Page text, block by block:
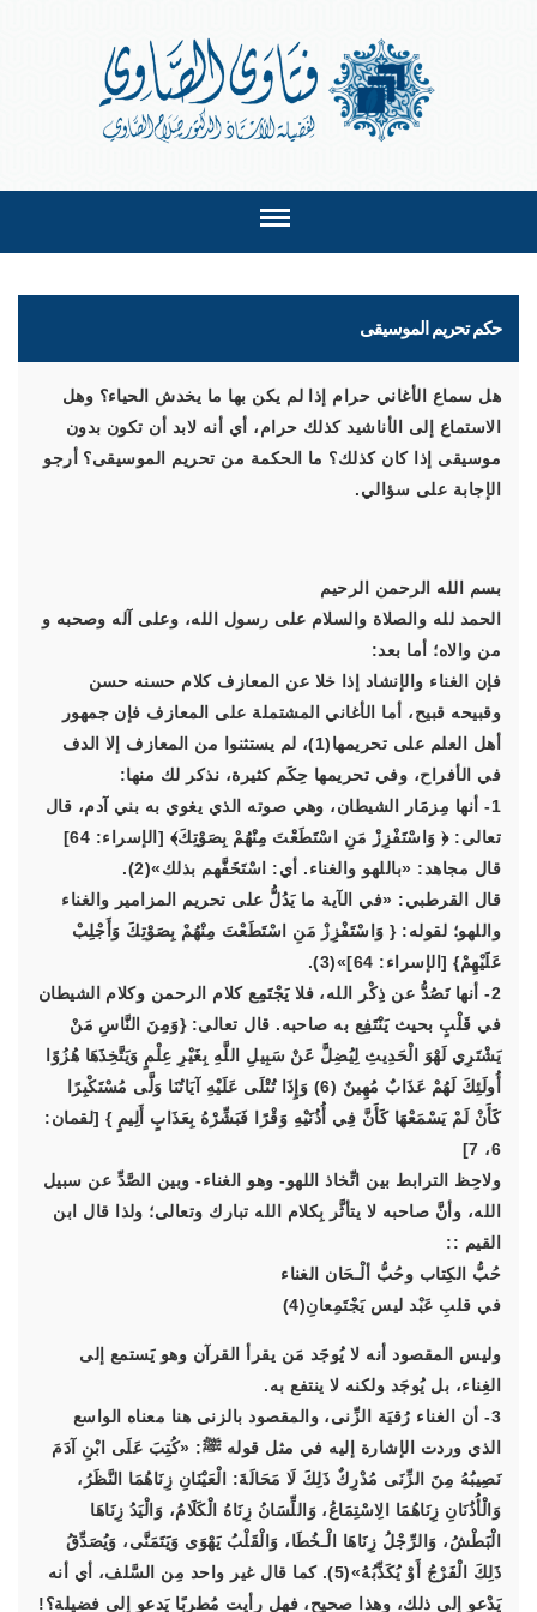
حكم تحريم الموسيقى
هل سماع الأغاني حرام إذا لم يكن بها ما يخدش الحياء؟ وهل
الاستماع إلى الأناشيد كذلك حرام، أي أنه لابد أن تكون بدون
موسيقى إذا كان كذلك؟ ما الحكمة من تحريم الموسيقى؟ أرجو
الإجابة على سؤالي.
بسم الله الرحمن الرحيم
الحمد لله والصلاة والسلام على رسول الله، وعلى آله وصحبه و
من والاه؛ أما بعد:
فإن الغناء والإنشاد إذا خلا عن المعازف كلام حسنه حسن
وقبيحه قبيح، أما الأغاني المشتملة على المعازف فإن جمهور
أهل العلم على تحريمها(1)، لم يستثنوا من المعازف إلا الدف
في الأفراح، وفي تحريمها حِكَم كثيرة، نذكر لك منها:
1- أنها مِزمَار الشيطان، وهي صوته الذي يغوي به بني آدم، قال
تعالى:﴿ وَاسْتَفْزِزْ مَنِ اسْتَطَعْتَ مِنْهُمْ بِصَوْتِكَ﴾ [الإسراء: 64]
قال مجاهد: «باللهو والغناء. أي: اسْتَخَفَّهم بذلك»(2).
قال القرطبي: «في الآية ما يَدُلُّ على تحريم المزامير والغناء
واللهو؛ لقوله: { وَاسْتَفْزِزْ مَنِ اسْتَطَعْتَ مِنْهُمْ بِصَوْتِكَ وَأَجْلِبْ
عَلَيْهِمْ} [الإسراء: 64]»(3).
2- أنها تَصُدُّ عن ذِكْر الله، فلا يَجْتَمِع كلام الرحمن وكلام الشيطان
في قَلْبٍ بحيث يَنْتَفِع به صاحبه. قال تعالى: {وَمِنَ النَّاسِ مَنْ
يَشْتَرِي لَهْوَ الْحَدِيثِ لِيُضِلَّ عَنْ سَبِيلِ اللَّهِ بِغَيْرِ عِلْمٍ وَيَتَّخِذَهَا هُزُوًا
أُولَئِكَ لَهُمْ عَذَابٌ مُهِينٌ (6) وَإِذَا تُتْلَى عَلَيْهِ آيَاتُنَا وَلَّى مُسْتَكْبِرًا
كَأَنْ لَمْ يَسْمَعْهَا كَأَنَّ فِي أُذُنَيْهِ وَقْرًا فَبَشِّرْهُ بِعَذَابٍ أَلِيمٍ } [لقمان:
6، 7]
ولاحِظ الترابط بين اتِّخاذ اللهو- وهو الغناء- وبين الصَّدِّ عن سبيل
الله، وأنَّ صاحبه لا يتأثَّر بِكلام الله تبارك وتعالى؛ ولذا قال ابن
القيم ::
حُبُّ الكِتاب وحُبُّ ألْـحَان الغناء
في قلبِ عَبْد ليس يَجْتَمِعانِ(4)
وليس المقصود أنه لا يُوجَد مَن يقرأ القرآن وهو يَستمع إلى
الغِناء، بل يُوجَد ولكنه لا ينتفع به.
3- أن الغناء رُقيَة الزِّنى، والمقصود بالزنى هنا معناه الواسع
الذي وردت الإشارة إليه في مثل قوله ﷺ: «كُتِبَ عَلَى ابْنِ آدَمَ
نَصِيبُهُ مِنَ الزِّنَى مُدْرِكٌ ذَلِكَ لَا مَحَالَةَ: الْعَيْنَانِ زِنَاهُمَا النَّظَرُ،
وَالْأُذُنَانِ زِنَاهُمَا الِاسْتِمَاعُ، وَاللِّسَانُ زِنَاهُ الْكَلَامُ، وَالْيَدُ زِنَاهَا
الْبَطْشُ، وَالرِّجْلُ زِنَاهَا الْـخُطَا، وَالْقَلْبُ يَهْوَى وَيَتَمَنَّى، وَيُصَدِّقُ
ذَلِكَ الْفَرْجُ أَوْ يُكَذِّبُهُ»(5). كما قال غير واحد مِن السَّلف، أي أنه
يَدْعو إلى ذلك، وهذا صحيح، فهل رأيت مُطرِبًا يَدعو إلى فضيلة؟!